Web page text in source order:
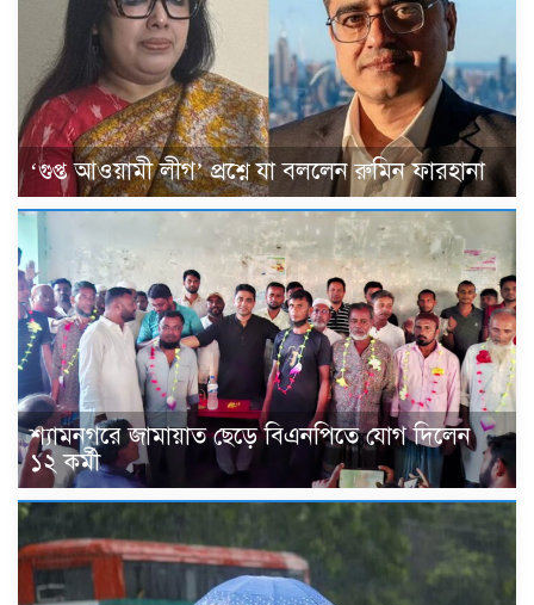
‘গুপ্ত আওয়ামী লীগ’ প্রশ্নে যা বললেন রুমিন ফারহানা
শ্যামনগরে জামায়াত ছেড়ে বিএনপিতে যোগ দিলেন
১২ কর্মী